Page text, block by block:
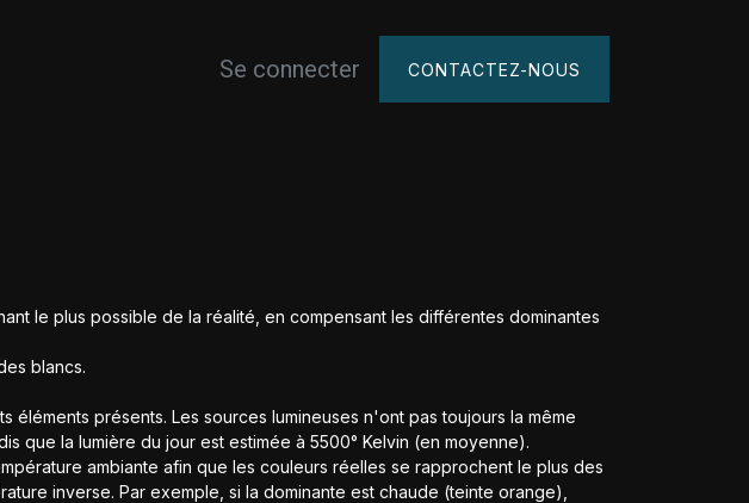
Adhérents Lieux d'expositions Tutos
Se connecter CONTACTEZ-NOUS
le plus possible de la réalité, en compensant les différentes dominantes
blancs.
présents. Les sources lumineuses n'ont pas toujours la même
que la lumière du jour est estimée à 5500° Kelvin (en moyenne).
ambiante afin que les couleurs réelles se rapprochent le plus des
inverse. Par exemple, si la dominante est chaude (teinte orange),